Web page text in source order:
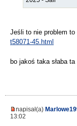
Jeśli to nie problem
t58071-45.html
bo jakoś taka słaba
napisał(a)
13:02